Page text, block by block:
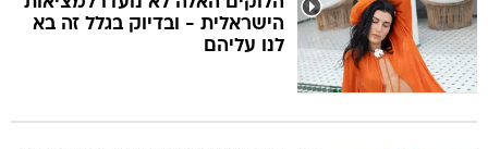
הישראלית - ובדיוק בגלל זה בא
לנו עליהם